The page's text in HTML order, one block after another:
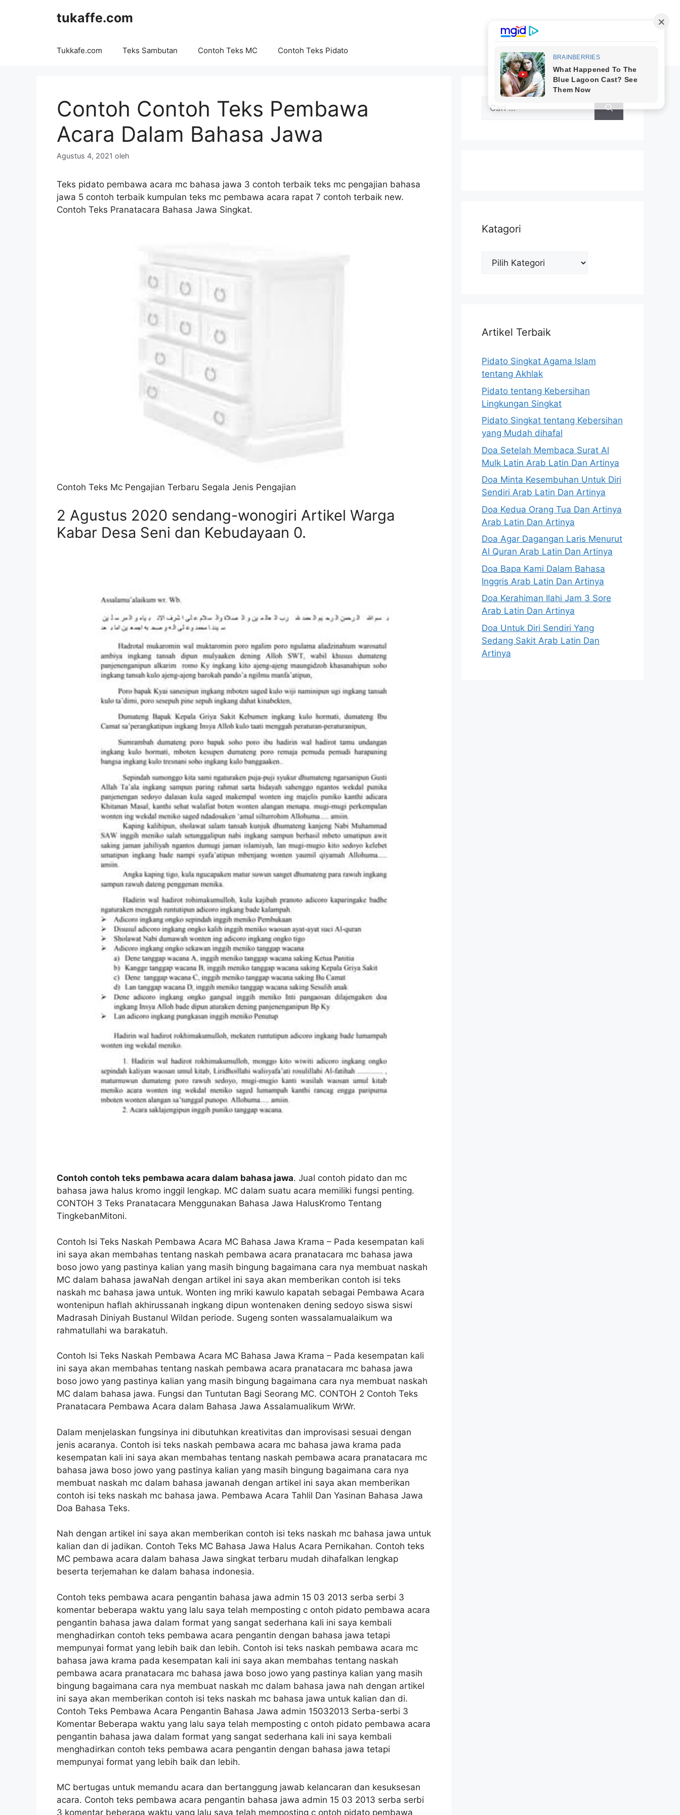
tukaffe.com
Tukkafe.com Teks Sambutan Contoh Teks MC Contoh Teks Pidato
Contoh Contoh Teks Pembawa
Acara Dalam Bahasa Jawa
Agustus 4, 2021 oleh
Teks pidato pembawa acara mc bahasa jawa 3 contoh terbaik teks mc pengajian bahasa
jawa 5 contoh terbaik kumpulan teks mc pembawa acara rapat 7 contoh terbaik new.
Contoh Teks Pranatacara Bahasa Jawa Singkat.
Contoh Teks Mc Pengajian Terbaru Segala Jenis Pengajian
2 Agustus 2020 sendang-wonogiri Artikel Warga
Kabar Desa Seni dan Kebudayaan 0.
Contoh contoh teks pembawa acara dalam bahasa jawa. Jual contoh pidato dan mc
bahasa jawa halus kromo inggil lengkap. MC dalam suatu acara memiliki fungsi penting.
CONTOH 3 Teks Pranatacara Menggunakan Bahasa Jawa HalusKromo Tentang
TingkebanMitoni.
Contoh Isi Teks Naskah Pembawa Acara MC Bahasa Jawa Krama – Pada kesempatan kali
ini saya akan membahas tentang naskah pembawa acara pranatacara mc bahasa jawa
boso jowo yang pastinya kalian yang masih bingung bagaimana cara nya membuat naskah
MC dalam bahasa jawaNah dengan artikel ini saya akan memberikan contoh isi teks
naskah mc bahasa jawa untuk. Wonten ing mriki kawulo kapatah sebagai Pembawa Acara
wontenipun haflah akhirussanah ingkang dipun wontenaken dening sedoyo siswa siswi
Madrasah Diniyah Bustanul Wildan periode. Sugeng sonten wassalamualaikum wa
rahmatullahi wa barakatuh.
Contoh Isi Teks Naskah Pembawa Acara MC Bahasa Jawa Krama – Pada kesempatan kali
ini saya akan membahas tentang naskah pembawa acara pranatacara mc bahasa jawa
boso jowo yang pastinya kalian yang masih bingung bagaimana cara nya membuat naskah
MC dalam bahasa jawa. Fungsi dan Tuntutan Bagi Seorang MC. CONTOH 2 Contoh Teks
Pranatacara Pembawa Acara dalam Bahasa Jawa Assalamualikum WrWr.
Dalam menjelaskan fungsinya ini dibutuhkan kreativitas dan improvisasi sesuai dengan
jenis acaranya. Contoh isi teks naskah pembawa acara mc bahasa jawa krama pada
kesempatan kali ini saya akan membahas tentang naskah pembawa acara pranatacara mc
bahasa jawa boso jowo yang pastinya kalian yang masih bingung bagaimana cara nya
membuat naskah mc dalam bahasa jawanah dengan artikel ini saya akan memberikan
contoh isi teks naskah mc bahasa jawa. Pembawa Acara Tahlil Dan Yasinan Bahasa Jawa
Doa Bahasa Teks.
Nah dengan artikel ini saya akan memberikan contoh isi teks naskah mc bahasa jawa untuk
kalian dan di jadikan. Contoh Teks MC Bahasa Jawa Halus Acara Pernikahan. Contoh teks
MC pembawa acara dalam bahasa Jawa singkat terbaru mudah dihafalkan lengkap
beserta terjemahan ke dalam bahasa indonesia.
Contoh teks pembawa acara pengantin bahasa jawa admin 15 03 2013 serba serbi 3
komentar beberapa waktu yang lalu saya telah memposting c ontoh pidato pembawa acara
pengantin bahasa jawa dalam format yang sangat sederhana kali ini saya kembali
menghadirkan contoh teks pembawa acara pengantin dengan bahasa jawa tetapi
mempunyai format yang lebih baik dan lebih. Contoh isi teks naskah pembawa acara mc
bahasa jawa krama pada kesempatan kali ini saya akan membahas tentang naskah
pembawa acara pranatacara mc bahasa jawa boso jowo yang pastinya kalian yang masih
bingung bagaimana cara nya membuat naskah mc dalam bahasa jawa nah dengan artikel
ini saya akan memberikan contoh isi teks naskah mc bahasa jawa untuk kalian dan di.
Contoh Teks Pembawa Acara Pengantin Bahasa Jawa admin 15032013 Serba-serbi 3
Komentar Beberapa waktu yang lalu saya telah memposting c ontoh pidato pembawa acara
pengantin bahasa jawa dalam format yang sangat sederhana kali ini saya kembali
menghadirkan contoh teks pembawa acara pengantin dengan bahasa jawa tetapi
mempunyai format yang lebih baik dan lebih.
MC bertugas untuk memandu acara dan bertanggung jawab kelancaran dan kesuksesan
acara. Contoh teks pembawa acara pengantin bahasa jawa admin 15 03 2013 serba serbi
3 komentar beberapa waktu yang lalu saya telah memposting c ontoh pidato pembawa
untuk:
Katagori
Katagori
Artikel Terbaik
Pidato Singkat Agama Islam
tentang Akhlak
Pidato tentang Kebersihan
Lingkungan Singkat
Pidato Singkat tentang Kebersihan
yang Mudah dihafal
Doa Setelah Membaca Surat Al
Mulk Latin Arab Latin Dan Artinya
Doa Minta Kesembuhan Untuk Diri
Sendiri Arab Latin Dan Artinya
Doa Kedua Orang Tua Dan Artinya
Arab Latin Dan Artinya
Doa Agar Dagangan Laris Menurut
Al Quran Arab Latin Dan Artinya
Doa Bapa Kami Dalam Bahasa
Inggris Arab Latin Dan Artinya
Doa Kerahiman Ilahi Jam 3 Sore
Arab Latin Dan Artinya
Doa Untuk Diri Sendiri Yang
Sedang Sakit Arab Latin Dan
Artinya